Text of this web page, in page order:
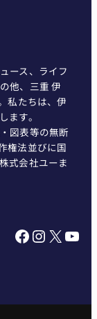
ース、ライフ
他、三重 伊
私たちは、伊
ます。
図表等の無断
権法並びに国
式会社ユーま
Facebook InstagramX YouTube